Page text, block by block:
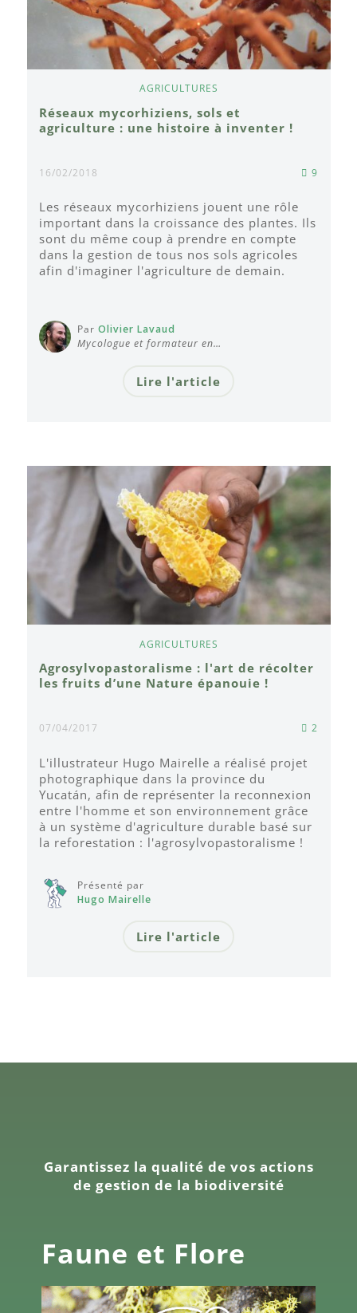
AGRICULTURES
Réseaux mycorhiziens, sols et
agriculture : une histoire à inventer !
16/02/2018 9
Les réseaux mycorhiziens jouent une rôle
important dans la croissance des plantes. Ils
sont du même coup à prendre en compte
dans la gestion de tous nos sols agricoles
afin d'imaginer l'agriculture de demain.
Par Olivier Lavaud
Mycologue et formateur en…
Lire l'article
AGRICULTURES
Agrosylvopastoralisme : l'art de récolter
les fruits d’une Nature épanouie !
07/04/2017 2
L'illustrateur Hugo Mairelle a réalisé projet
photographique dans la province du
Yucatán, afin de représenter la reconnexion
entre l'homme et son environnement grâce
à un système d'agriculture durable basé sur
la reforestation : l'agrosylvopastoralisme !
Présenté par
Hugo Mairelle
Lire l'article
Garantissez la qualité de vos actions
de gestion de la biodiversité
Faune et Flore